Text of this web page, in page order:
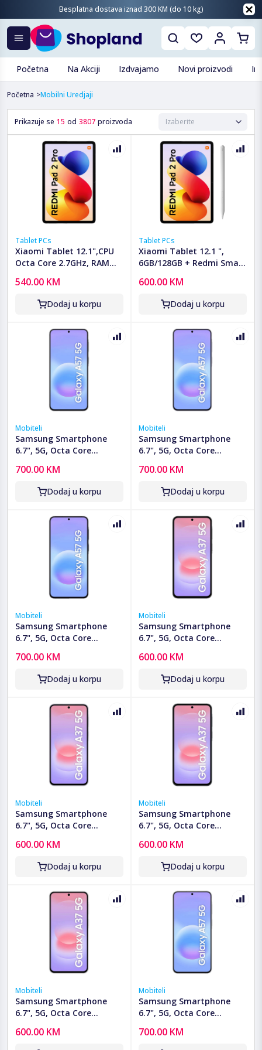
Besplatna dostava iznad 300 KM (do 10 kg)
Početna Na Akciji Izdvajamo Novi proizvodi
Početna >Mobilni Uredjaji
Prikazuje se 15 od 3807 proizvoda
Tablet PCs
Xiaomi Tablet 12.1",CPU
Octa Core 2.7GHz, RAM
Redmi Pad 2 Pro 12.1"
6/128GB Gray
540.00 KM
Dodaj u korpu
Tablet PCs
Xiaomi Tablet 12.1 ",
6GB/128GB + Redmi Smart
12.1" 6/128GB + Pen
600.00 KM
Dodaj u korpu
Mobiteli
Samsung Smartphone
6.7", 5G, Octa Core
50Mpixel - Galaxy A57 5G
8GB/128GB Grey
700.00 KM
Dodaj u korpu
Mobiteli
Samsung Smartphone
6.7", 5G, Octa Core
50Mpixel - Galaxy A57 5G
8GB/128GB Lilac
700.00 KM
Dodaj u korpu
Mobiteli
Samsung Smartphone
6.7", 5G, Octa Core
50Mpixel - Galaxy A57 5G
8GB/128GB Navy
700.00 KM
Dodaj u korpu
Mobiteli
Samsung Smartphone
6.7", 5G, Octa Core
50Mpixel - Galaxy A37 5G
6GB/128GB Charcoal
600.00 KM
Dodaj u korpu
Mobiteli
Samsung Smartphone
6.7", 5G, Octa Core
50Mpixel - Galaxy A37 5G
6GB/128GB Lavender
600.00 KM
Dodaj u korpu
Mobiteli
Samsung Smartphone
6.7", 5G, Octa Core
50Mpixel - Galaxy A37 5G
6GB/128GB Green
600.00 KM
Dodaj u korpu
Mobiteli
Samsung Smartphone
6.7", 5G, Octa Core
50Mpixel - Galaxy A37 5G
6GB/128GB White
600.00 KM
Mobiteli
Samsung Smartphone
6.7", 5G, Octa Core
50Mpixel - Galaxy A57 5G
8GB/128GB Blue
700.00 KM